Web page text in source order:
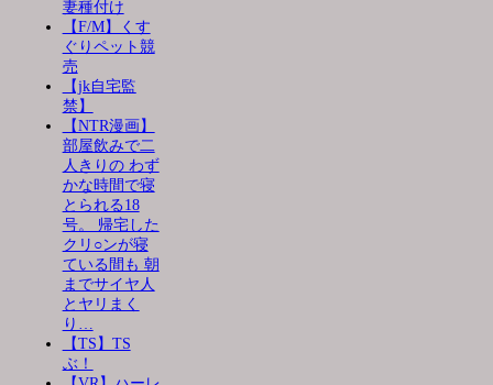
妻種付け
【F/M】くす
ぐりペット競
売
【jk自宅監
禁】
【NTR漫画】
部屋飲みで二
人きりの わず
かな時間で寝
とられる18
号。 帰宅した
クリ○ンが寝
ている間も 朝
までサイヤ人
とヤリまく
り…
【TS】TS
ぶ！